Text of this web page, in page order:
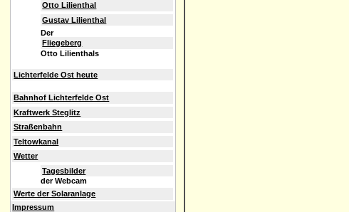
Otto Lilienthal
Gustav Lilienthal
Der
Fliegeberg
Otto Lilienthals
Lichterfelde Ost heute
Bahnhof Lichterfelde Ost
Kraftwerk Steglitz
Straßenbahn
Teltowkanal
Wetter
Tagesbilder
der Webcam
Werte der Solaranlage
Impressum